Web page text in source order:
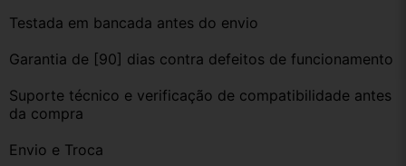
Testada em bancada antes do envio
Garantia de [90] dias contra defeitos de funcionamento
Suporte técnico e verificação de compatibilidade antes
da compra
Envio e Troca